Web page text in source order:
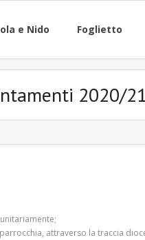
e Nido Foglietto
2020/21
attraverso la traccia